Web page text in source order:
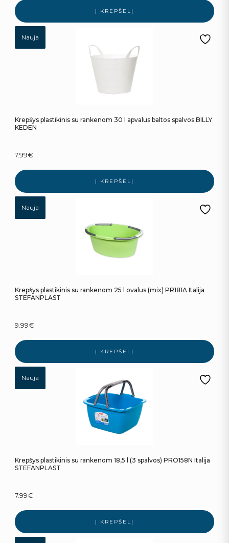
Į KREPŠELĮ
Nauja
Krepšys plastikinis su rankenom 30 l apvalus baltos spalvos BILLY
KEDEN
7.99€
Į KREPŠELĮ
Nauja
Krepšys plastikinis su rankenom 25 l ovalus (mix) PR181A Italija
STEFANPLAST
9.99€
Į KREPŠELĮ
Nauja
Krepšys plastikinis su rankenom 18,5 l (3 spalvos) PRO158N Italija
STEFANPLAST
7.99€
Į KREPŠELĮ